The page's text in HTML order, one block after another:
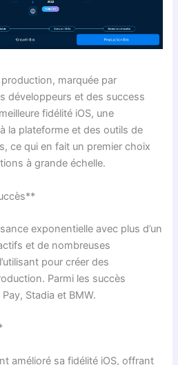
production, marquée par
développeurs et des success
fidélité iOS, une
la plateforme et des outils de
ce qui en fait un premier choix
à grande échelle.
exponentielle avec plus d’un
et de nombreuses
pour créer des
Parmi les succès
Stadia et BMW.
amélioré sa fidélité iOS, offrant